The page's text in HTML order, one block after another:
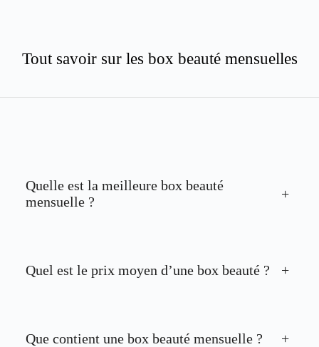
Tout savoir sur les box beauté mensuelles
Quelle est la meilleure box beauté
mensuelle ?
+
Quel est le prix moyen d’une box beauté ? +
Que contient une box beauté mensuelle ? +